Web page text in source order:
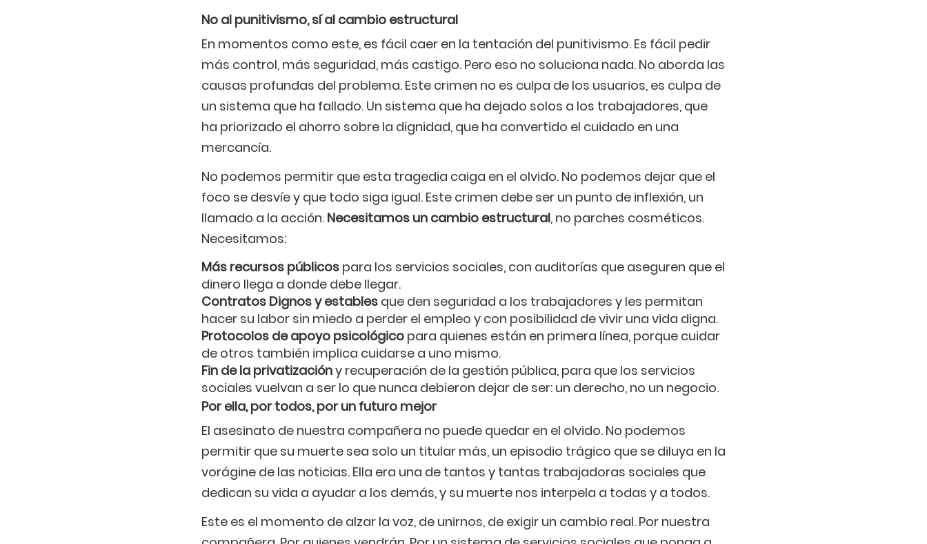
No al punitivismo, sí al cambio estructural
En momentos como este, es fácil caer en la tentación del punitivismo. Es fácil pedir
más control, más seguridad, más castigo. Pero eso no soluciona nada. No aborda las
causas profundas del problema. Este crimen no es culpa de los usuarios, es culpa de
un sistema que ha fallado. Un sistema que ha dejado solos a los trabajadores, que
ha priorizado el ahorro sobre la dignidad, que ha convertido el cuidado en una
mercancía.
No podemos permitir que esta tragedia caiga en el olvido. No podemos dejar que el
foco se desvíe y que todo siga igual. Este crimen debe ser un punto de inflexión, un
llamado a la acción. Necesitamos un cambio estructural, no parches cosméticos.
Necesitamos:
Más recursos públicos para los servicios sociales, con auditorías que aseguren que el
dinero llega a donde debe llegar.
Contratos Dignos y estables que den seguridad a los trabajadores y les permitan
hacer su labor sin miedo a perder el empleo y con posibilidad de vivir una vida digna.
Protocolos de apoyo psicológico para quienes están en primera línea, porque cuidar
de otros también implica cuidarse a uno mismo.
Fin de la privatizacióny recuperación de la gestión pública, para que los servicios
sociales vuelvan a ser lo que nunca debieron dejar de ser: un derecho, no un negocio.
Por ella, por todos, por un futuro mejor
El asesinato de nuestra compañera no puede quedar en el olvido. No podemos
permitir que su muerte sea solo un titular más, un episodio trágico que se diluya en la
vorágine de las noticias. Ella era una de tantos y tantas trabajadoras sociales que
dedican su vida a ayudar a los demás, y su muerte nos interpela a todas y a todos.
Este es el momento de alzar la voz, de unirnos, de exigir un cambio real. Por nuestra